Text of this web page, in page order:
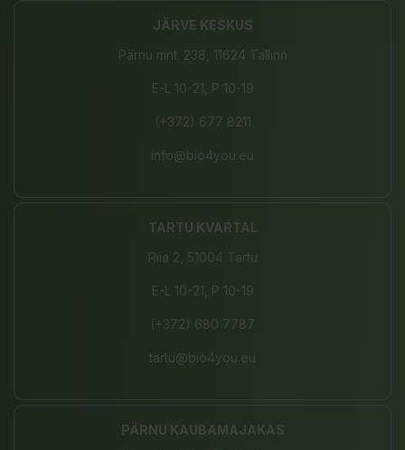
JÄRVE KESKUS
Pärnu mnt. 238, 11624 Tallinn
E-L 10-21, P 10-19
(+372) 677 8211
info@bio4you.eu
TARTU KVARTAL
Riia 2, 51004 Tartu
E-L 10-21, P 10-19
(+372) 680 7787
tartu@bio4you.eu
PÄRNU KAUBAMAJAKAS